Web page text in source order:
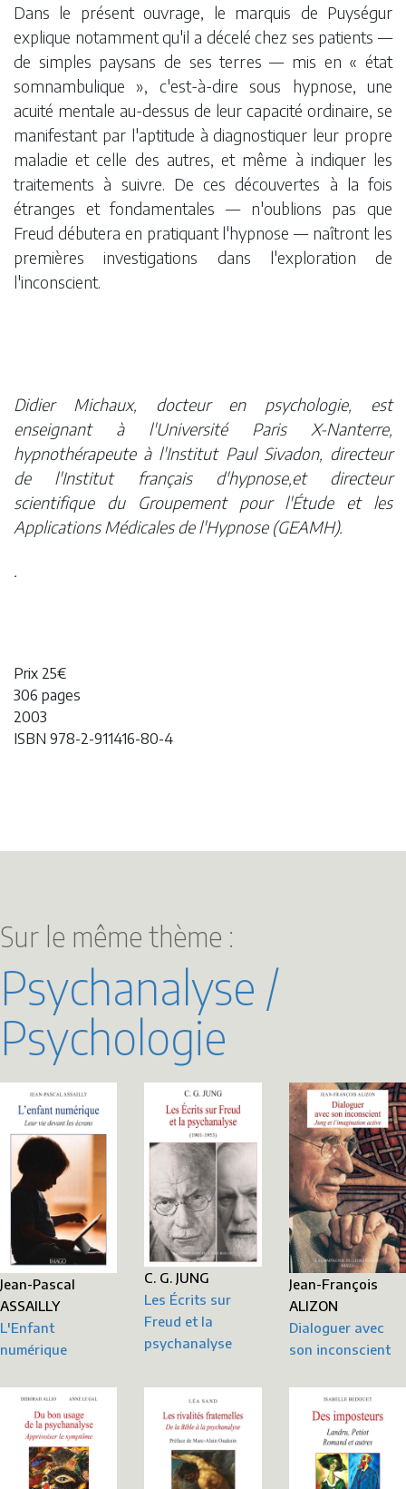
Dans le présent ouvrage, le marquis de Puységur
explique notamment qu'il a décelé chez ses patients —
de simples paysans de ses terres — mis en « état
somnambulique », c'est-à-dire sous hypnose, une
acuité mentale au-dessus de leur capacité ordinaire, se
manifestant par l'aptitude à diagnostiquer leur propre
maladie et celle des autres, et même à indiquer les
traitements à suivre. De ces découvertes à la fois
étranges et fondamentales — n'oublions pas que
Freud débutera en pratiquant l'hypnose — naîtront les
premières investigations dans l'exploration de
l'inconscient.
Didier Michaux, docteur en psychologie, est
enseignant à l'Université Paris X-Nanterre,
hypnothérapeute à l'Institut Paul Sivadon, directeur
de l'Institut français d'hypnose,et directeur
scientifique du Groupement pour l'Étude et les
Applications Médicales de l'Hypnose (GEAMH).
.
Prix 25€
306 pages
2003
ISBN 978-2-911416-80-4
Sur le même thème :
Psychanalyse /
Psychologie
Jean-Pascal
ASSAILLY
L'Enfant
numérique
C. G. JUNG
Les Écrits sur
Freud et la
psychanalyse
Jean-François
ALIZON
Dialoguer avec
son inconscient